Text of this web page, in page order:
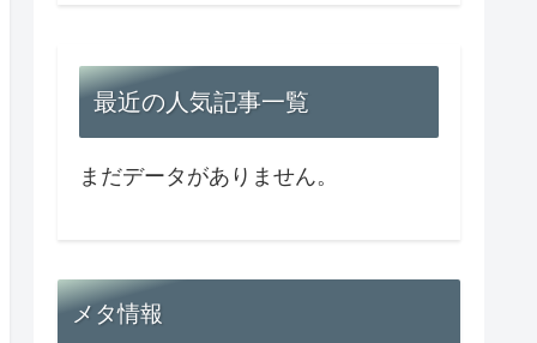
最近の人気記事一覧
まだデータがありません。
メタ情報